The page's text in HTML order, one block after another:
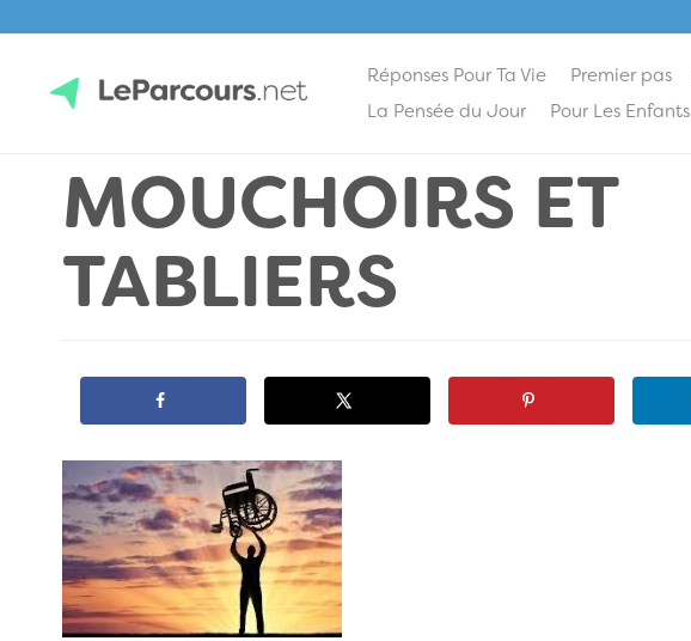
contentLeParcours.net
Réponses Pour Ta Vie Premier pas
La Pensée du Jour
Pour Les Enfants
MOUCHOIRS ET
TABLIERS